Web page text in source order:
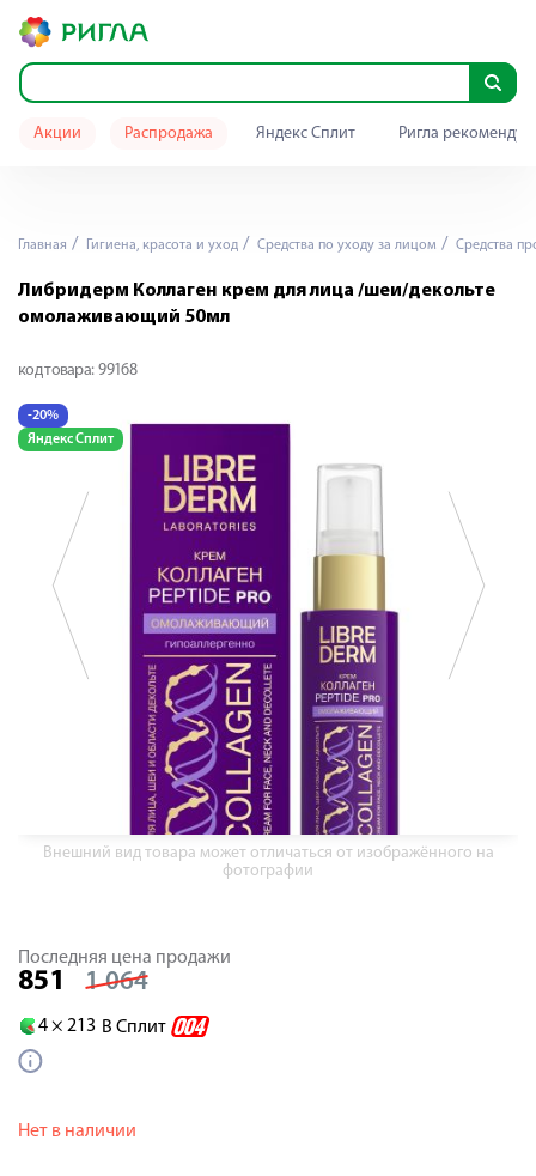
Акции Распродажа Яндекс Сплит Ригла
Главная Гигиена, красота и уход Средства по уходу за лицом Средства
Либридерм Коллаген крем для лица /шеи/декольте
омолаживающий 50мл
код товара: 99168
-20%
Яндекс Сплит
Внешний вид товара может отличаться от изображённого на
фотографии
Последняя цена продажи
851 1 064
4 × 213 В Сплит
Нет в наличии